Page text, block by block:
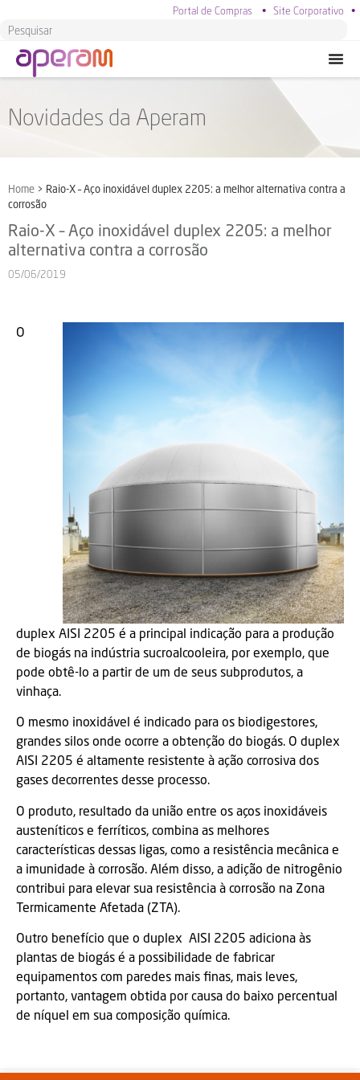
Portal de Compras • Site Corporativo •
Novidades da Aperam
Home > Raio-X – Aço inoxidável duplex 2205: a melhor alternativa contra a
corrosão
Raio-X – Aço inoxidável duplex 2205: a melhor
alternativa contra a corrosão
05/06/2019
O
duplex AISI 2205 é a principal indicação para a produção
de biogás na indústria sucroalcooleira, por exemplo, que
pode obtê-lo a partir de um de seus subprodutos, a
vinhaça.
O mesmo inoxidável é indicado para os biodigestores,
grandes silos onde ocorre a obtenção do biogás. O duplex
AISI 2205 é altamente resistente à ação corrosiva dos
gases decorrentes desse processo.
O produto, resultado da união entre os aços inoxidáveis
austeníticos e ferríticos, combina as melhores
características dessas ligas, como a resistência mecânica e
a imunidade à corrosão. Além disso, a adição de nitrogênio
contribui para elevar sua resistência à corrosão na Zona
Termicamente Afetada (ZTA).
Outro benefício que o duplex AISI 2205 adiciona às
plantas de biogás é a possibilidade de fabricar
equipamentos com paredes mais finas, mais leves,
portanto, vantagem obtida por causa do baixo percentual
de níquel em sua composição química.